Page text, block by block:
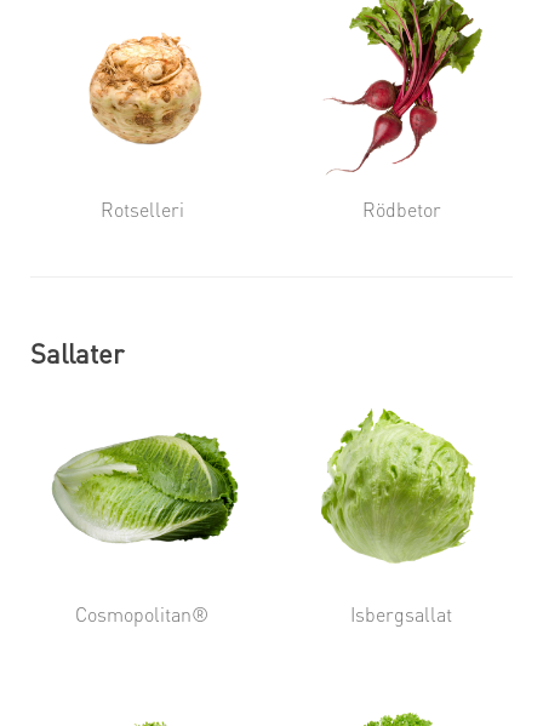
Rotselleri Rödbetor
Sallater
Cosmopolitan® Isbergsallat